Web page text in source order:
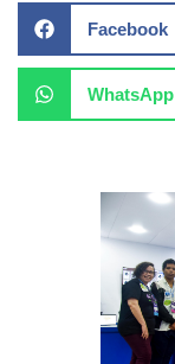
Facebook
WhatsApp